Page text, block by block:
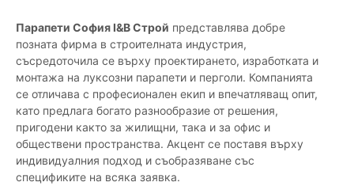
Парапети София I&B Строй представлява добре
позната фирма в строителната индустрия,
съсредоточила се върху проектирането, изработката и
монтажа на луксозни парапети и перголи. Компанията
се отличава с професионален екип и впечатляващ опит,
като предлага богато разнообразие от решения,
пригодени както за жилищни, така и за офис и
обществени пространства. Акцент се поставя върху
индивидуалния подход и съобразяване със
спецификите на всяка заявка.